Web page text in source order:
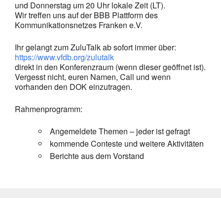
und Donnerstag um 20 Uhr lokale Zeit (LT).
Wir treffen uns auf der BBB Plattform des
Kommunikationsnetzes Franken e.V.
Ihr gelangt zum ZuluTalk ab sofort immer über:
https://www.vfdb.org/zulutalk
direkt in den Konferenzraum (wenn dieser geöffnet ist).
Vergesst nicht, euren Namen, Call und wenn
vorhanden den DOK einzutragen.
Rahmenprogramm:
Angemeldete Themen – jeder ist gefragt
kommende Conteste und weitere Aktivitäten
Berichte aus dem Vorstand